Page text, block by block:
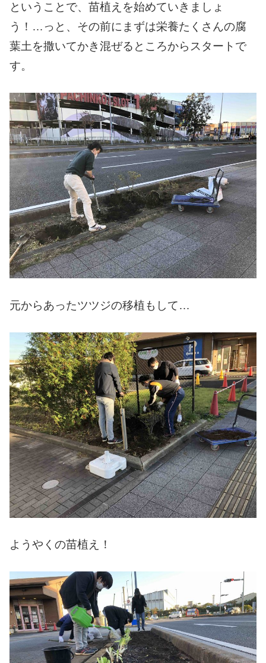
ということで、苗植えを始めていきましょ
う！ … っと、その前にまずは栄養たくさんの腐
葉土を撒いてかき混ぜるところからスタートで
す。
元からあったツツジの移植もして…
ようやくの苗植え！